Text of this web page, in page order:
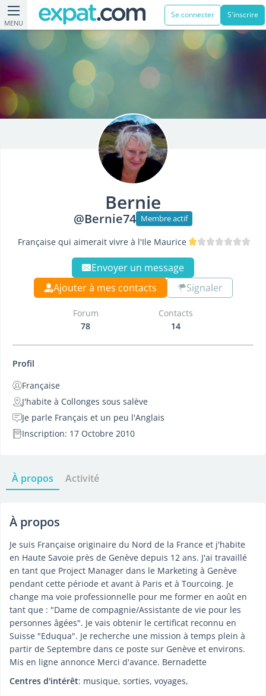
MENU
Se connecter S'inscrire
Bernie
@Bernie74 Membre actif
Française qui aimerait vivre à l'Ile Maurice
Envoyer un message
Ajouter à mes contacts
Signaler
Forum
78
Contacts
14
Profil
Française
J'habite à Collonges sous salève
Je parle Français et un peu l'Anglais
Inscription: 17 Octobre 2010
À propos Activité
À propos
Je suis Française originaire du Nord de la France et j'habite
en Haute Savoie près de Genève depuis 12 ans. J'ai travaillé
en tant que Project Manager dans le Marketing à Genève
pendant cette période et avant à Paris et à Tourcoing. Je
change ma voie professionnelle pour me former en août en
tant que : "Dame de compagnie/Assistante de vie pour les
personnes âgées". Je vais obtenir le certificat reconnu en
Suisse "Eduqua". Je recherche une mission à temps plein à
partir de Septembre dans ce poste sur Genève et environs.
Mis en ligne annonce Merci d'avance. Bernadette
Centres d'intérêt: musique, sorties, voyages,